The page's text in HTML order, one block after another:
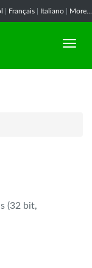
Français Italiano More...
(32 bit,